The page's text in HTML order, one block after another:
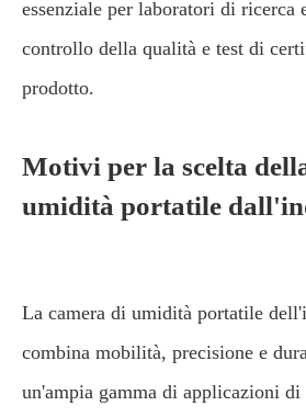
essenziale per laboratori di
controllo della qualità e test di
prodotto.
Motivi per la scelta
umidità portatile
La camera di umidità portatile
combina mobilità, precisione e
un'ampia gamma di applicazioni di